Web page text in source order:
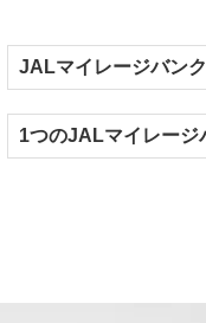
JALマイレージバン
1つのJALマイレージ